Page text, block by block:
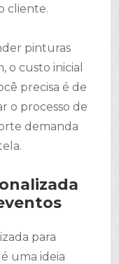
cliente.
pinturas
o custo inicial
precisa é de
o processo de
demanda
para
uma ideia